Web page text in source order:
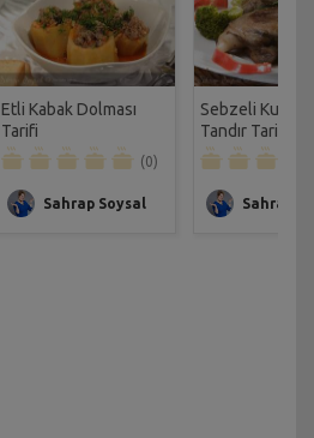
Etli Kabak Dolması
Tarifi
(0)
Sahrap Soysal
Sebzeli Kuzu
Tandır Tarifi
Sahrap